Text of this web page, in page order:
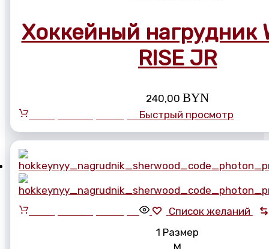
Хоккейный нагрудник
RISE JR
240,00 BYN
Быстрый просмотр
Список желаний
1 Размер